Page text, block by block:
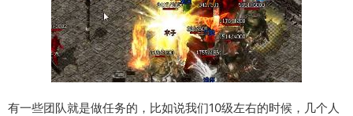
有一些团队就是做任务的，比如说我们10级左右的时候，几个人